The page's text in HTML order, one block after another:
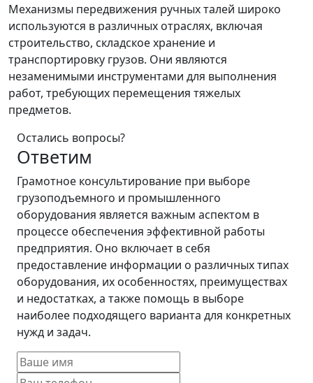
Механизмы передвижения ручных талей широко
используются в различных отраслях, включая
строительство, складское хранение и
транспортировку грузов. Они являются
незаменимыми инструментами для выполнения
работ, требующих перемещения тяжелых
предметов.
Остались вопросы?
Ответим
Грамотное консультирование при выборе
грузоподъемного и промышленного
оборудования является важным аспектом в
процессе обеспечения эффективной работы
предприятия. Оно включает в себя
предоставление информации о различных типах
оборудования, их особенностях, преимуществах
и недостатках, а также помощь в выборе
наиболее подходящего варианта для конкретных
нужд и задач.